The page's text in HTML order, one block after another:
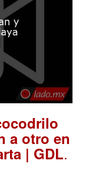
a otro en
| GDL.